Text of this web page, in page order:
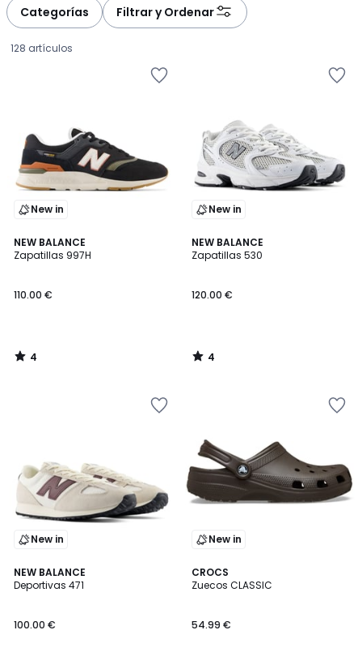
Categorías Filtrar y Ordenar
128 artículos
New in
NEW BALANCE
Zapatillas 997H
€.
110.00 €
4
/
4
/
New in
NEW BALANCE
Zapatillas 530
120.00 €
4
/
4
/
New in
NEW BALANCE
Deportivas 471
100.00 €
4,2
/ 5
New in
CROCS
Zuecos CLASSIC
54.99 €
4,6
/ 5
2
Colores